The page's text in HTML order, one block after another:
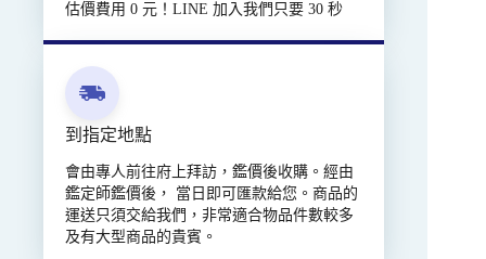
估價費用 0 元！LINE 加入我們只要 30 秒
到指定地點
會由專人前往府上拜訪，鑑價後收購。經由
鑑定師鑑價後， 當日即可匯款給您。商品的
運送只須交給我們，非常適合物品件數較多
及有大型商品的貴賓。